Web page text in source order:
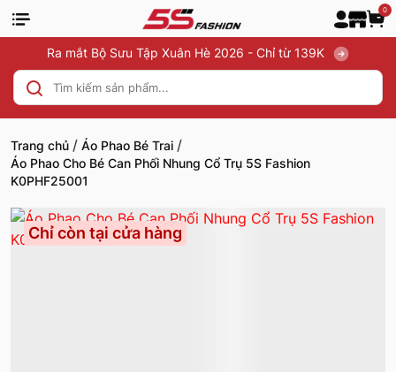
0
Ra mắt Bộ Sưu Tập Xuân Hè 2026 - Chỉ từ 139K
Trang chủ / Áo Phao Bé Trai /
Áo Phao Cho Bé Can Phối Nhung Cổ Trụ 5S Fashion
K0PHF25001
Chỉ còn tại cửa hàng